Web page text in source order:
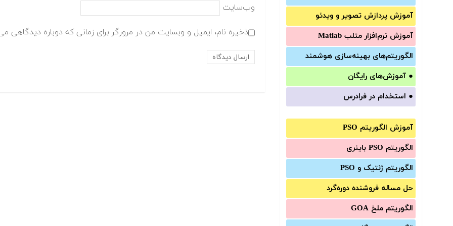
آموزش‌ پردازش تصویر و ویدئو
آموزش‌ نرم‌افزار متلب Matlab
الگوریتم‌های بهینه‌سازی هوشمند
● آموزش‌های رایگان
● استخدام در فرادرس
آموزش الگوریتم PSO
الگوریتم PSO باینری
الگوریتم ژنتیک و PSO
حل مساله فروشنده دوره‌گرد
الگوریتم ملخ GOA
وب‌سایت
ذخیره نام، ایمیل و وبسایت من در مرورگر برای زمانی که دوباره دیدگاهی